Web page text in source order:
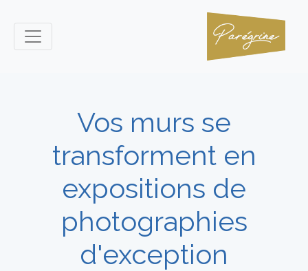
Vos murs se
transforment en
expositions de
photographies
d'exception